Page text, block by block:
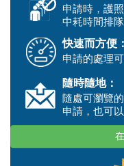
申請時，護
中耗時間排隊
快速而方便：
申請的處理
隨時隨地：
隨處可瀏覽
申請，也可